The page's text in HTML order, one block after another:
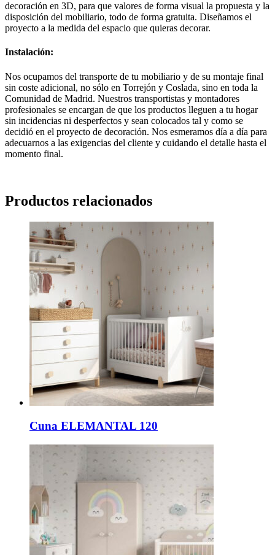
decoración en 3D, para que valores de forma visual la propuesta y la
disposición del mobiliario, todo de forma gratuita. Diseñamos el
proyecto a la medida del espacio que quieras decorar.
Instalación:
Nos ocupamos del transporte de tu mobiliario y de su montaje final
sin coste adicional, no sólo en Torrejón y Coslada, sino en toda la
Comunidad de Madrid. Nuestros transportistas y montadores
profesionales se encargan de que los productos lleguen a tu hogar
sin incidencias ni desperfectos y sean colocados tal y como se
decidió en el proyecto de decoración. Nos esmeramos día a día para
adecuarnos a las exigencias del cliente y cuidando el detalle hasta el
momento final.
Productos relacionados
Cuna ELEMANTAL 120